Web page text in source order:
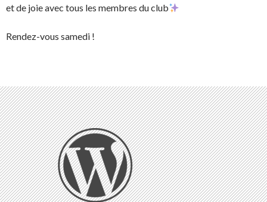
et de joie avec tous les membres du club
Rendez-vous samedi !